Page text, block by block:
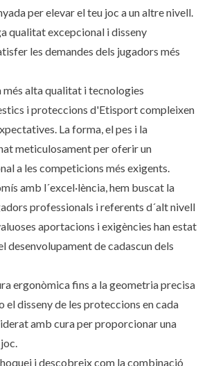
per elevar el teu joc a un altre nivell.
qualitat excepcional i disseny
les demandes dels jugadors més
alta qualitat i tecnologies
i proteccions d'Etisport compleixen
La forma, el pes i la
meticulosament per oferir un
a les competicions més exigents.
amb l´excel·lència, hem buscat la
professionals i referents d´alt nivell
aportacions i exigències han estat
desenvolupament de cadascun dels
ergonòmica fins a la geometria precisa
el disseny de les proteccions en cada
amb cura per proporcionar una
i descobreix com la combinació